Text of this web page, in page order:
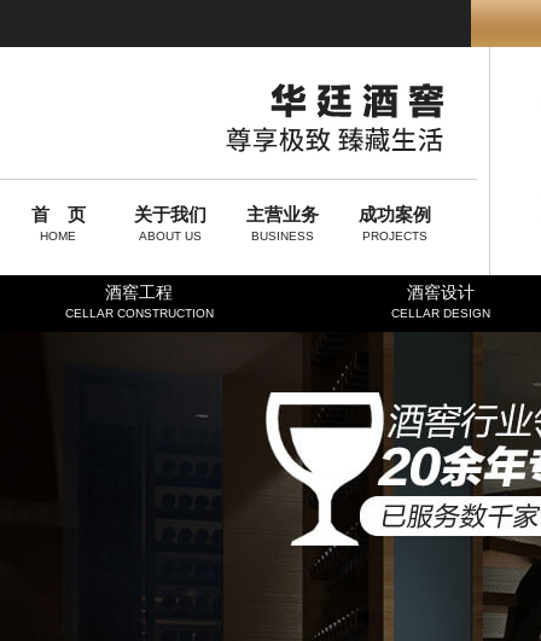
首 页
HOME
关于我们
ABOUT US
主营业务
BUSINESS
成功案例
PROJECTS
酒窖工程
CELLAR CONSTRUCTION
酒窖设计
CELLAR DESIGN